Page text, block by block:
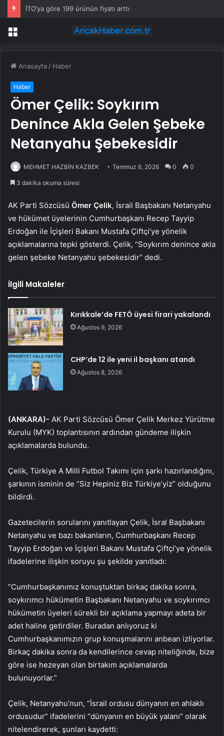
İTO’ya göre 199 ürünün fiyatı arttı
Menü
Anasayfa / Haber
Haber
Ömer Çelik: Soykırım
Denince Akla Gelen Şebeke
Netanyahu Şebekesidir
MEHMET HAZBİN KAZBEK Temmuz 6, 2026 0 0
3 dakika okuma süresi
AK Parti Sözcüsü Ömer Çelik, İsrail Başbakanı Netanyahu
ve hükümet üyelerinin Cumhurbaşkanı Recep Tayyip
Erdoğan ile İçişleri Bakanı Mustafa Çiftçi’ye yönelik
açıklamalarına tepki gösterdi. Çelik, “Soykırım denince akla
gelen şebeke Netanyahu şebekesidir” dedi.
İlgili Makaleler
Kırıkkale’de FETÖ üyesi firari yakalandı
Ağustos 9, 2026
CHP’de 12 ile yeni il başkanı atandı
Ağustos 8, 2026
(ANKARA)- AK Parti Sözcüsü Ömer Çelik Merkez Yürütme
Kurulu (MYK) toplantısının ardından gündeme ilişkin
açıklamalarda bulundu.
Çelik, Türkiye A Milli Futbol Takımı için şarkı hazırlandığını,
şarkının isminin de “Siz Hepiniz Biz Türkiye’yiz” olduğunu
bildirdi.
Gazetecilerin sorularını yanıtlayan Çelik, İsral Başbakanı
Netanyahu ve bazı bakanların, Cumhurbaşkanı Recep
Tayyip Erdoğan ve İçişleri Bakanı Mustafa Çiftçi’ye yönelik
ifadelerine ilişkin soruyu şu şekilde yanıtladı:
“Cumhurbaşkanımız konuştuktan birkaç dakika sonra,
soykırımcı hükümetin Başbakanı Netanyahu ve soykırımcı
hükümetin üyeleri sürekli bir açıklama yapmayı adeta bir
adet haline getirdiler. Buradan anlıyoruz ki
Cumhurbaşkanımızın grup konuşmalarını anbean izliyorlar.
Birkaç dakika sonra da kendilerince cevap niteliğinde, bize
göre ise hezeyan olan birtakım açıklamalarda
bulunuyorlar.”
Çelik, Netanyahu’nun, “İsrail ordusu dünyanın en ahlaklı
ordusudur” ifadelerini “dünyanın en büyük yalanı” olarak
nitelendirerek, şunları kaydetti: